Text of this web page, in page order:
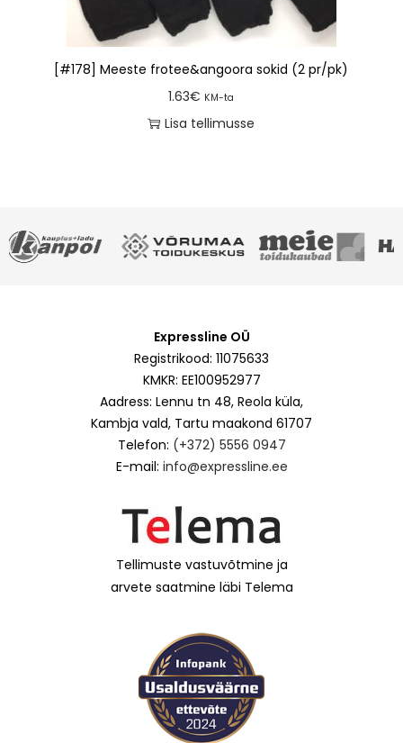
[#178] Meeste frotee&angoora sokid (2 pr/pk)
1.63€ KM-ta
Lisa tellimusse
Expressline OÜ
Registrikood: 11075633
KMKR: EE100952977
Aadress: Lennu tn 48, Reola küla,
Kambja vald, Tartu maakond 61707
Telefon: (+372) 5556 0947
E-mail: info@expressline.ee
Tellimuste vastuvõtmine ja
arvete saatmine läbi Telema